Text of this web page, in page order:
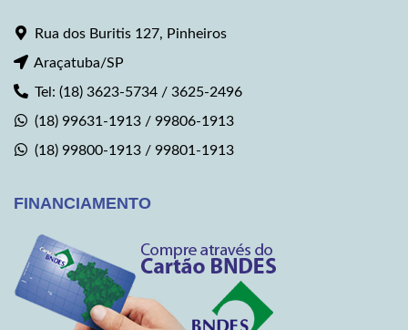
Rua dos Buritis 127, Pinheiros
Araçatuba/SP
Tel: (18) 3623-5734 / 3625-2496
(18) 99631-1913 / 99806-1913
(18) 99800-1913 / 99801-1913
FINANCIAMENTO